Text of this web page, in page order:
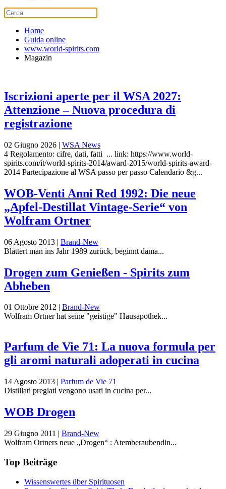
Home
Guida online
www.world-spirits.com
Magazin
Iscrizioni aperte per il WSA 2027:
Attenzione – Nuova procedura di
registrazione
02 Giugno 2026 | WSA News
4 Regolamento: cifre, dati, fatti ... link: https://www.world-
spirits.com/it/world-spirits-2014/award-2015/world-spirits-award-
2014 Partecipazione al WSA passo per passo Calendario &g...
WOB-Venti Anni Red 1992: Die neue
„Apfel-Destillat Vintage-Serie“ von
Wolfram Ortner
06 Agosto 2013 | Brand-New
Blättert man ins Jahr 1989 zurück, beginnt dama...
Drogen zum Genießen - Spirits zum
Abheben
01 Ottobre 2012 | Brand-New
Wolfram Ortner hat seine "geistige" Hausapothek...
Parfum de Vie 71: La nuova formula per
gli aromi naturali adoperati in cucina
14 Agosto 2013 | Parfum de Vie 71
Distillati pregiati vengono usati in cucina per...
WOB Drogen
29 Giugno 2011 | Brand-New
Wolfram Ortners neue „Drogen“ : Atemberaubendin...
Top Beiträge
Wissenswertes über Spirituosen